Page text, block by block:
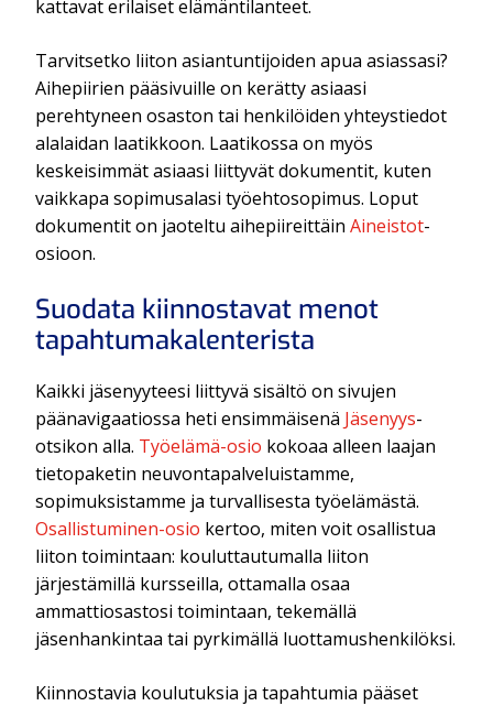
kattavat erilaiset elämäntilanteet.
Tarvitsetko liiton asiantuntijoiden apua asiassasi?
Aihepiirien pääsivuille on kerätty asiaasi
perehtyneen osaston tai henkilöiden yhteystiedot
alalaidan laatikkoon. Laatikossa on myös
keskeisimmät asiaasi liittyvät dokumentit, kuten
vaikkapa sopimusalasi työehtosopimus. Loput
dokumentit on jaoteltu aihepiireittäinAineistot-
osioon.
Suodata kiinnostavat menot
tapahtumakalenterista
Kaikki jäsenyyteesi liittyvä sisältö on sivujen
päänavigaatiossa heti ensimmäisenä Jäsenyys-
otsikon alla. Työelämä-osio kokoaa alleen laajan
tietopaketin neuvontapalveluistamme,
sopimuksistamme ja turvallisesta työelämästä.
Osallistuminen-osio kertoo, miten voit osallistua
liiton toimintaan: kouluttautumalla liiton
järjestämillä kursseilla, ottamalla osaa
ammattiosastosi toimintaan, tekemällä
jäsenhankintaa tai pyrkimällä luottamushenkilöksi.
Kiinnostavia koulutuksia ja tapahtumia pääset